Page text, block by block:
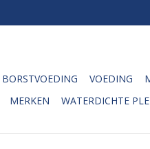
BORSTVOEDING VOEDING
MERKEN WATERDICHTE